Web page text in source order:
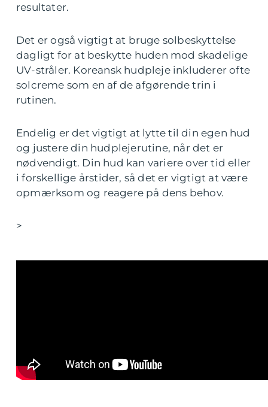
resultater.
Det er også vigtigt at bruge solbeskyttelse
dagligt for at beskytte huden mod skadelige
UV-stråler. Koreansk hudpleje inkluderer ofte
solcreme som en af de afgørende trin i
rutinen.
Endelig er det vigtigt at lytte til din egen hud
og justere din hudplejerutine, når det er
nødvendigt. Din hud kan variere over tid eller
i forskellige årstider, så det er vigtigt at være
opmærksom og reagere på dens behov.
>